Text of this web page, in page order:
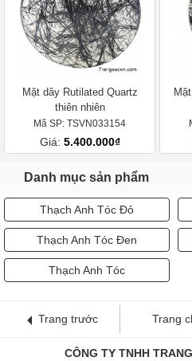
Mặt dây Rutilated Quartz
thiên nhiên
Mã SP: TSVN033154
Giá: 5.400.000₫
Danh mục sản phẩm
Thạch Anh Tóc Đỏ
Thạch Anh Tóc Đen
Thạch Anh Tóc
Trang trước Trang
CÔNG TY TNHH